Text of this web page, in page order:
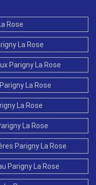
Rose
La Rose
Parigny La Rose
La Rose
La Rose
La Rose
Parigny La Rose
Parigny La Rose